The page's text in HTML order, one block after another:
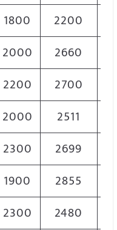
1800 2200
2000 2660
2200 2700
2000 2511
2300 2699
1900 2855
2300 2480